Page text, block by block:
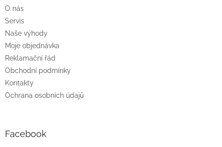
O nás
Servis
Naše výhody
Moje objednávka
Reklamační řád
Obchodní podmínky
Kontakty
Ochrana osobních údajů
Facebook